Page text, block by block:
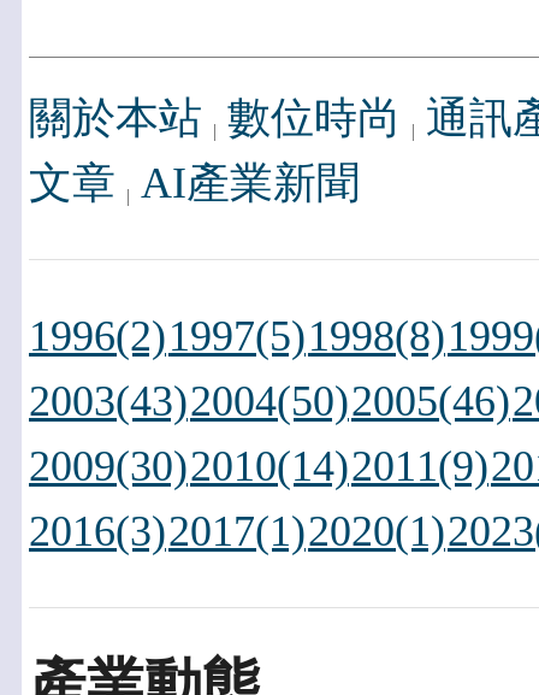
關於本站 數位時尚
通訊
文章 AI產業新聞
1996(2)1997(5)1998(8)
2003(43)2004(50)2005(46)
2009(30)2010(14)2011(9)
2016(3)2017(1)2020(1)